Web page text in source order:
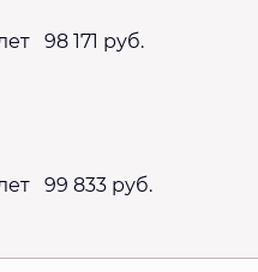
98 171 руб.
99 833 руб.